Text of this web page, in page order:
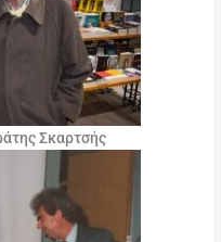
Σκαρτσής